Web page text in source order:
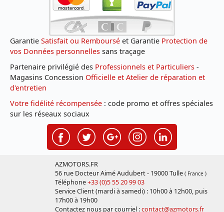
Garantie Satisfait ou Remboursé et Garantie Protection de
vos Données personnelles sans traçage
Partenaire privilégié des Professionnels et Particuliers -
Magasins Concession Officielle et Atelier de réparation et
d'entretien
Votre fidélité récompensée : code promo et offres spéciales
sur les réseaux sociaux
AZMOTORS.FR
56 rue Docteur Aimé Audubert - 19000 Tulle ( France )
Téléphone+33 (0)5 55 20 99 03
Service Client (mardi à samedi) : 10h00 à 12h00, puis
17h00 à 19h00
Contactez nous par courriel :contact@azmotors.fr